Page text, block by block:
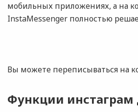
мобильных приложениях, а на
InstaMessenger полностью
Вы можете переписываться на
Функции